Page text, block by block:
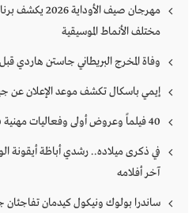
مهرجان صيف
مختلف الأنماط الموسيقية
وفاة المخرج البريطاني جاستن هاردي
إيمي باسكال تكشف موعد الإعلان عن
40 فيلماً وعروض أولى وفعاليات مهنية في مهرجان نافذة على أوروبا
في ذكرى ميلاده.. رشدي أباظة أيقونة
آخر أفلامه